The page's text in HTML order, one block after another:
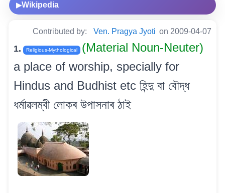
▶Wikipedia
Contributed by: Ven. Pragya Jyoti on 2009-04-07
1. Religious-Mythological
(Material Noun-Neuter)
a place of worship, specially for
Hindus and Budhist etc হিন্দু বা বৌদ্ধ
ধৰ্মাৱলম্বী লোকৰ উপাসনাৰ ঠাই